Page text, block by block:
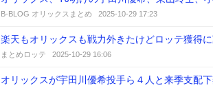
B-BLOG オリックスまとめ 2025-10-29 17:23
楽天もオリックスも戦力外きたけどロッテ獲得
まとめロッテ 2025-10-29 16:06
オリックスが宇田川優希投手ら４人と来季支